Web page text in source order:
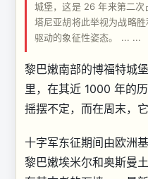
城堡，这是 26 年来第二次
塔尼亚胡将此举视为战略
驱动的象征性姿态。 ... ...
黎巴嫩南部的博福特城
里，在其近 1000 年的
摇摆不定，而在周末，
十字军东征期间由欧洲
黎巴嫩埃米尔和奥斯曼